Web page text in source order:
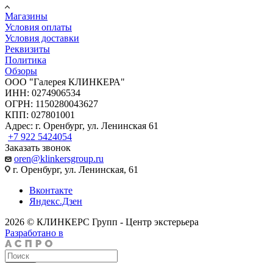
Магазины
Условия оплаты
Условия доставки
Реквизиты
Политика
Обзоры
ООО "Галерея КЛИНКЕРА"
ИНН: 0274906534
ОГРН: 1150280043627
КПП: 027801001
Адрес: г. Оренбург, ул. Ленинская 61
+7 922 5424054
Заказать звонок
oren@klinkersgroup.ru
г. Оренбург, ул. Ленинская, 61
Вконтакте
Яндекс.Дзен
2026 © КЛИНКЕРС Групп - Центр экстерьера
Разработано в